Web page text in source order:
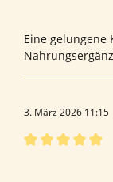
Eine gelungene
3. März 2026 11:15